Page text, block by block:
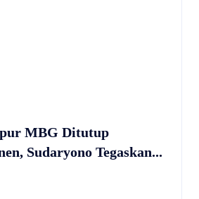
MBG Ditutup
Sudaryono Tegaskan...